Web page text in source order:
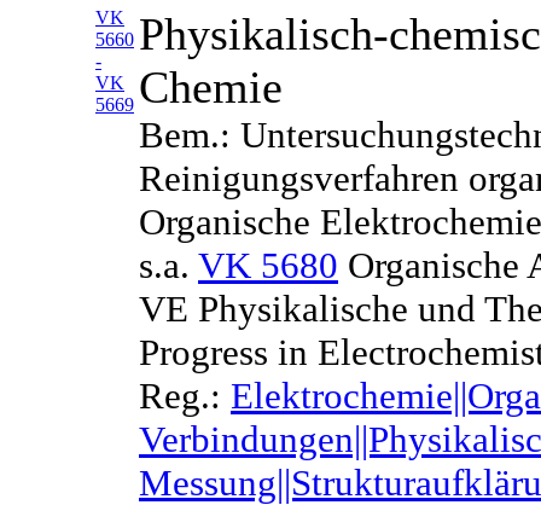
VK
5660
-
VK
5669
Physikalisch-
Chemie
Bem.:
Reinigungsverfahren
Organische
s.a. VK 5680 Organische
VE Physikalische und
Progress in
Reg.: